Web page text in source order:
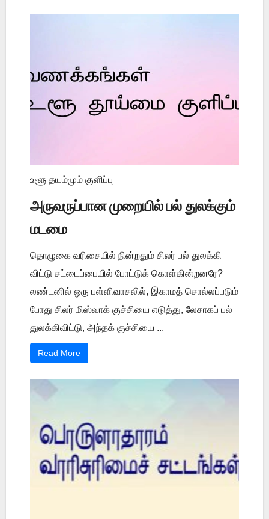
உளூ தயம்மும் குளிப்பு
அருவருப்பான முறையில் பல் துலக்கும்
மடமை
தொழுகை வரிசையில் நின்றதும் சிலர் பல் துலக்கி
விட்டு சட்டைப்பையில் போட்டுக் கொள்கின்றனரே?
லண்டனில் ஒரு பள்ளிவாசலில், இகாமத் சொல்லப்படும்
போது சிலர் மிஸ்வாக் குச்சியை எடுத்து, லேசாகப் பல்
துலக்கிவிட்டு, அந்தக் குச்சியை ...
Read More